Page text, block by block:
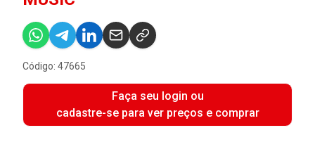
Código: 47665
Faça seu login ou
cadastre-se para ver preços e comprar